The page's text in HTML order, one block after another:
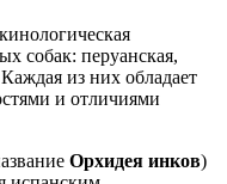
собак: перуанская,
из них обладает
и отличиями
Орхидея инков)